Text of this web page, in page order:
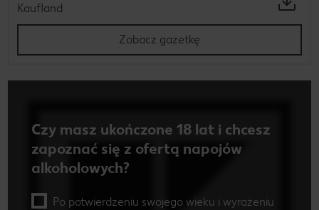
Kaufland
Zobacz gazetkę
Czy masz ukończone 18 lat i chcesz
zapoznać się z ofertą napojów
alkoholowych?
Po potwierdzeniu swojego wieku i wyrażeniu